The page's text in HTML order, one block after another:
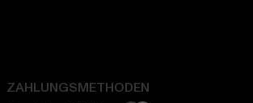
ZAHLUNGSMETHODEN